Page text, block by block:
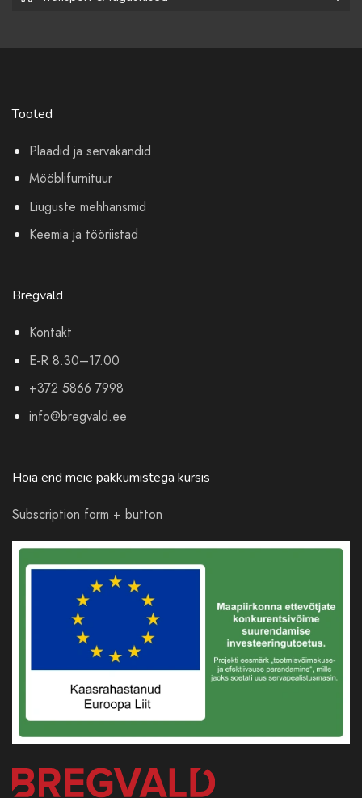
Tooted
Plaadid ja servakandid
Mööblifurnituur
Liuguste mehhansmid
Keemia ja tööriistad
Bregvald
Kontakt
E-R 8.30–17.00
+372 5866 7998
info@bregvald.ee
Hoia end meie pakkumistega kursis
Subscription form + button